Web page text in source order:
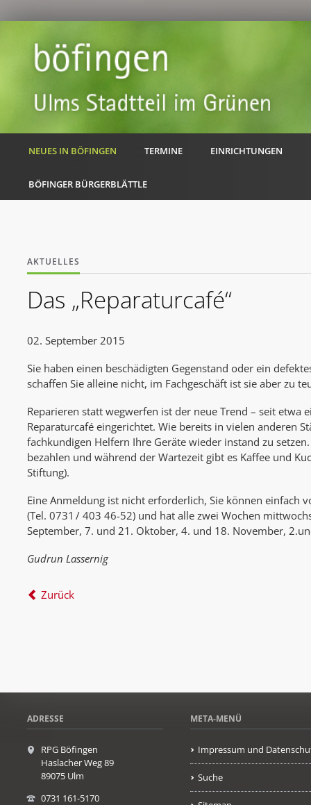
NEUES IN BÖFINGEN TERMINE EINRICHTUNGEN
BÖFINGER BÜRGERBLÄTTLE
AKTUELLES
Das „Reparaturcafé“
02. September 2015
Sie haben einen beschädigten Gegenstand oder ein
schaffen Sie alleine nicht, im Fachgeschäft ist sie aber zu
Reparieren statt wegwerfen ist der neue Trend – seit etwa
Reparaturcafé eingerichtet. Wie bereits in vielen anderen
fachkundigen Helfern Ihre Geräte wieder instand zu
bezahlen und während der Wartezeit gibt es Kaffee und
Stiftung).
Eine Anmeldung ist nicht erforderlich, Sie können einfach
(Tel. 0731 / 403 46-52) und hat alle zwei Wochen
September, 7. und 21. Oktober, 4. und 18. November,
Gudrun Lassernig
Zurück
ADRESSE
RPG Böfingen
Haslacher Weg 89
89075 Ulm
0731 161-5170
META-MENÜ
Impressum und
Suche